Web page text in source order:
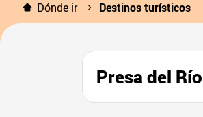
Dónde ir Destinos turísticos
Presa del